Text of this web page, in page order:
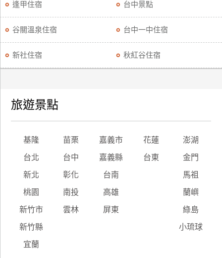
逢甲住宿 台中景點
谷關溫泉住宿 台中一中住宿
新社住宿 秋紅谷住宿
旅遊景點
基隆 苗栗 嘉義市 花蓮 澎湖
台北 台中 嘉義縣 台東 金門
新北 彰化 台南 馬祖
桃園 南投 高雄 蘭嶼
新竹市 雲林 屏東 綠島
新竹縣 小琉球
宜蘭